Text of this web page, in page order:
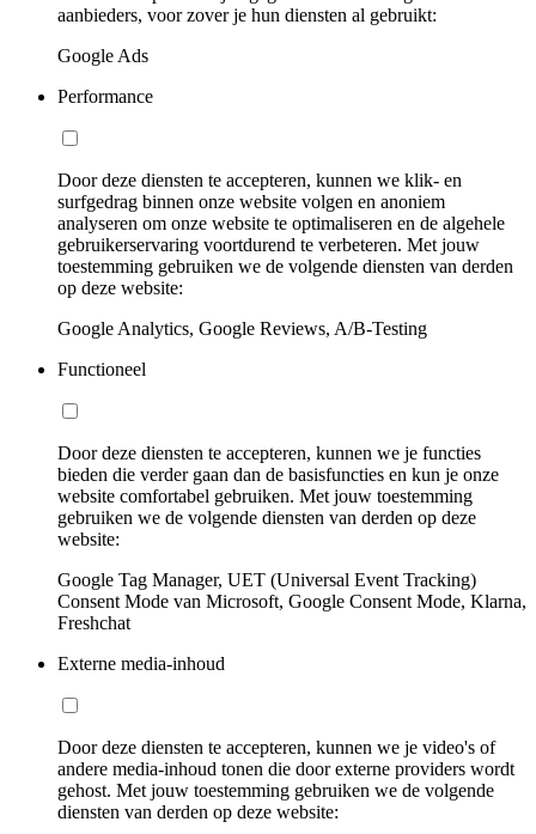
aanbieders, voor zover je hun diensten al gebruikt:
Google Ads
Performance
Door deze diensten te accepteren, kunnen we klik- en
surfgedrag binnen onze website volgen en anoniem
analyseren om onze website te optimaliseren en de algehele
gebruikerservaring voortdurend te verbeteren. Met jouw
toestemming gebruiken we de volgende diensten van derden
op deze website:
Google Analytics, Google Reviews, A/B-Testing
Functioneel
Door deze diensten te accepteren, kunnen we je functies
bieden die verder gaan dan de basisfuncties en kun je onze
website comfortabel gebruiken. Met jouw toestemming
gebruiken we de volgende diensten van derden op deze
website:
Google Tag Manager, UET (Universal Event Tracking)
Consent Mode van Microsoft, Google Consent Mode, Klarna,
Freshchat
Externe media-inhoud
Door deze diensten te accepteren, kunnen we je video's of
andere media-inhoud tonen die door externe providers wordt
gehost. Met jouw toestemming gebruiken we de volgende
diensten van derden op deze website: